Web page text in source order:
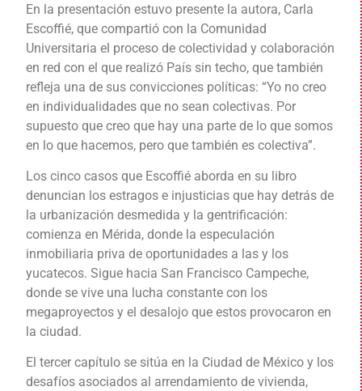
En la presentación estuvo presente la autora, Carla
Escoffié, que compartió con la Comunidad
Universitaria el proceso de colectividad y colaboración
en red con el que realizó País sin techo, que también
refleja una de sus convicciones políticas: “Yo no creo
en individualidades que no sean colectivas. Por
supuesto que creo que hay una parte de lo que somos
en lo que hacemos, pero que también es colectiva”.
Los cinco casos que Escoffié aborda en su libro
denuncian los estragos e injusticias que hay detrás de
la urbanización desmedida y la gentrificación:
comienza en Mérida, donde la especulación
inmobiliaria priva de oportunidades a las y los
yucatecos. Sigue hacia San Francisco Campeche,
donde se vive una lucha constante con los
megaproyectos y el desalojo que estos provocaron en
la ciudad.
El tercer capítulo se sitúa en la Ciudad de México y los
desafíos asociados al arrendamiento de vivienda,